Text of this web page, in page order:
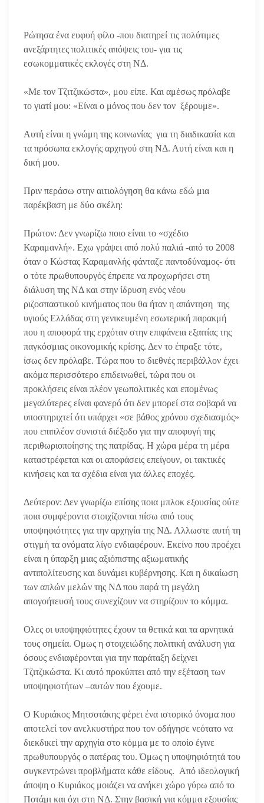
Ρώτησα ένα ευφυή φίλο -που διατηρεί τις πολύτιμες
ανεξάρτητες πολιτικές απόψεις του- για τις
εσωκομματικές εκλογές στη ΝΔ.
«Με τον Τζιτζικώστα», μου είπε. Και αμέσως πρόλαβε
το γιατί μου: «Είναι ο μόνος που δεν τον ξέρουμε».
Αυτή είναι η γνώμη της κοινωνίας για τη διαδικασία και
τα πρόσωπα εκλογής αρχηγού στη ΝΔ. Αυτή είναι και η
δική μου.
Πριν περάσω στην αιτιολόγηση θα κάνω εδώ μια
παρέκβαση με δύο σκέλη:
Πρώτον: Δεν γνωρίζω ποιο είναι το «σχέδιο
Καραμανλή». Εχω γράψει από πολύ παλιά -από το 2008
όταν ο Κώστας Καραμανλής φάνταζε παντοδύναμος- ότι
ο τότε πρωθυπουργός έπρεπε να προχωρήσει στη
διάλυση της ΝΔ και στην ίδρυση ενός νέου
ριζοσπαστικού κινήματος που θα ήταν η απάντηση της
υγιούς Ελλάδας στη γενικευμένη εσωτερική παρακμή
που η αποφορά της ερχόταν στην επιφάνεια εξαιτίας της
παγκόσμιας οικονομικής κρίσης. Δεν το έπραξε τότε,
ίσως δεν πρόλαβε. Τώρα που το διεθνές περιβάλλον έχει
ακόμα περισσότερο επιδεινωθεί, τώρα που οι
προκλήσεις είναι πλέον γεωπολιτικές και επομένως
μεγαλύτερες είναι φανερό ότι δεν μπορεί στα σοβαρά να
υποστηριχτεί ότι υπάρχει «σε βάθος χρόνου σχεδιασμός»
που επιπλέον συνιστά διέξοδο για την αποφυγή της
περιθωριοποίησης της πατρίδας. Η χώρα μέρα τη μέρα
καταστρέφεται και οι αποφάσεις επείγουν, οι τακτικές
κινήσεις και τα σχέδια είναι για άλλες εποχές.
Δεύτερον: Δεν γνωρίζω επίσης ποια μπλοκ εξουσίας ούτε
ποια συμφέροντα στοιχίζονται πίσω από τους
υποψηφιότητες για την αρχηγία της ΝΔ. Αλλωστε αυτή τη
στιγμή τα ονόματα λίγο ενδιαφέρουν. Εκείνο που προέχει
είναι η ύπαρξη μιας αξιόπιστης αξιωματικής
αντιπολίτευσης και δυνάμει κυβέρνησης. Και η δικαίωση
των απλών μελών της ΝΔ που παρά τη μεγάλη
απογοήτευσή τους συνεχίζουν να στηρίζουν το κόμμα.
Ολες οι υποψηφιότητες έχουν τα θετικά και τα αρνητικά
τους σημεία. Ομως η στοιχειώδης πολιτική ανάλυση για
όσους ενδιαφέρονται για την παράταξη δείχνει
Τζιτζικώστα. Κι αυτό προκύπτει από την εξέταση των
υποψηφιοτήτων –αυτών που έχουμε.
Ο Κυριάκος Μητσοτάκης φέρει ένα ιστορικό όνομα που
αποτελεί τον ανελκυστήρα που τον οδήγησε νεότατο να
διεκδικεί την αρχηγία στο κόμμα με το οποίο έγινε
πρωθυπουργός ο πατέρας του. Όμως η υποψηφιότητά του
συγκεντρώνει προβλήματα κάθε είδους. Από ιδεολογική
άποψη ο Κυριάκος μοιάζει να ανήκει χώρο γύρω από το
Ποτάμι και όχι στη ΝΔ. Στην βασική για κόμμα εξουσίας